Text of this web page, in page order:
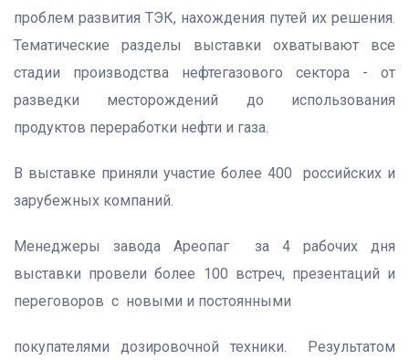
проблем развития ТЭК, нахождения путей их решения.
Тематические разделы выставки охватывают все
стадии производства нефтегазового сектора - от
разведки месторождений до использования
продуктов переработки нефти и газа.
В выставке приняли участие более 400 российских и
зарубежных компаний.
Менеджеры завода Ареопаг за 4 рабочих дня
выставки провели более 100 встреч, презентаций и
переговоров с новыми и постоянными
покупателями дозировочной техники. Результатом